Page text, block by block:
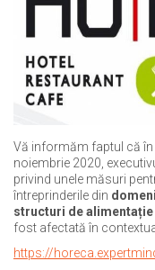
Vă informăm faptul că în
noiembrie 2020,
privind unele măsuri
întreprinderile din
structuri de
fost afectată în
https://